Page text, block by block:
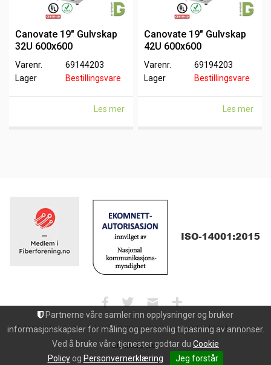
Partnerne våre samler inn opplysninger og bruker
informasjonskapsler for måling og personlig tilpasning av annonser.
Ved å bruke våre tjenester godtar du Cookie
Policyog Personvernerklæring Jeg forstår
Canovate 19" Gulvskap
32U 600x600
Varenr.
69144203
Lager
Bestillingsvare
Les mer
Canovate 19" Gulvskap
42U 600x600
Varenr.
69194203
Lager
Bestillingsvare
Les mer
© 2026 | Maxeta AS | Tel: +47 33 32 94 30 | E-post: nettbutikk@dgroup.no
Uni Micro Web